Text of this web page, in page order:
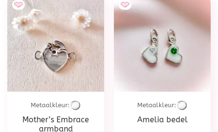
Metaalkleur:
Mother’s Embrace
armband
Metaalkleur:
Amelia bedel